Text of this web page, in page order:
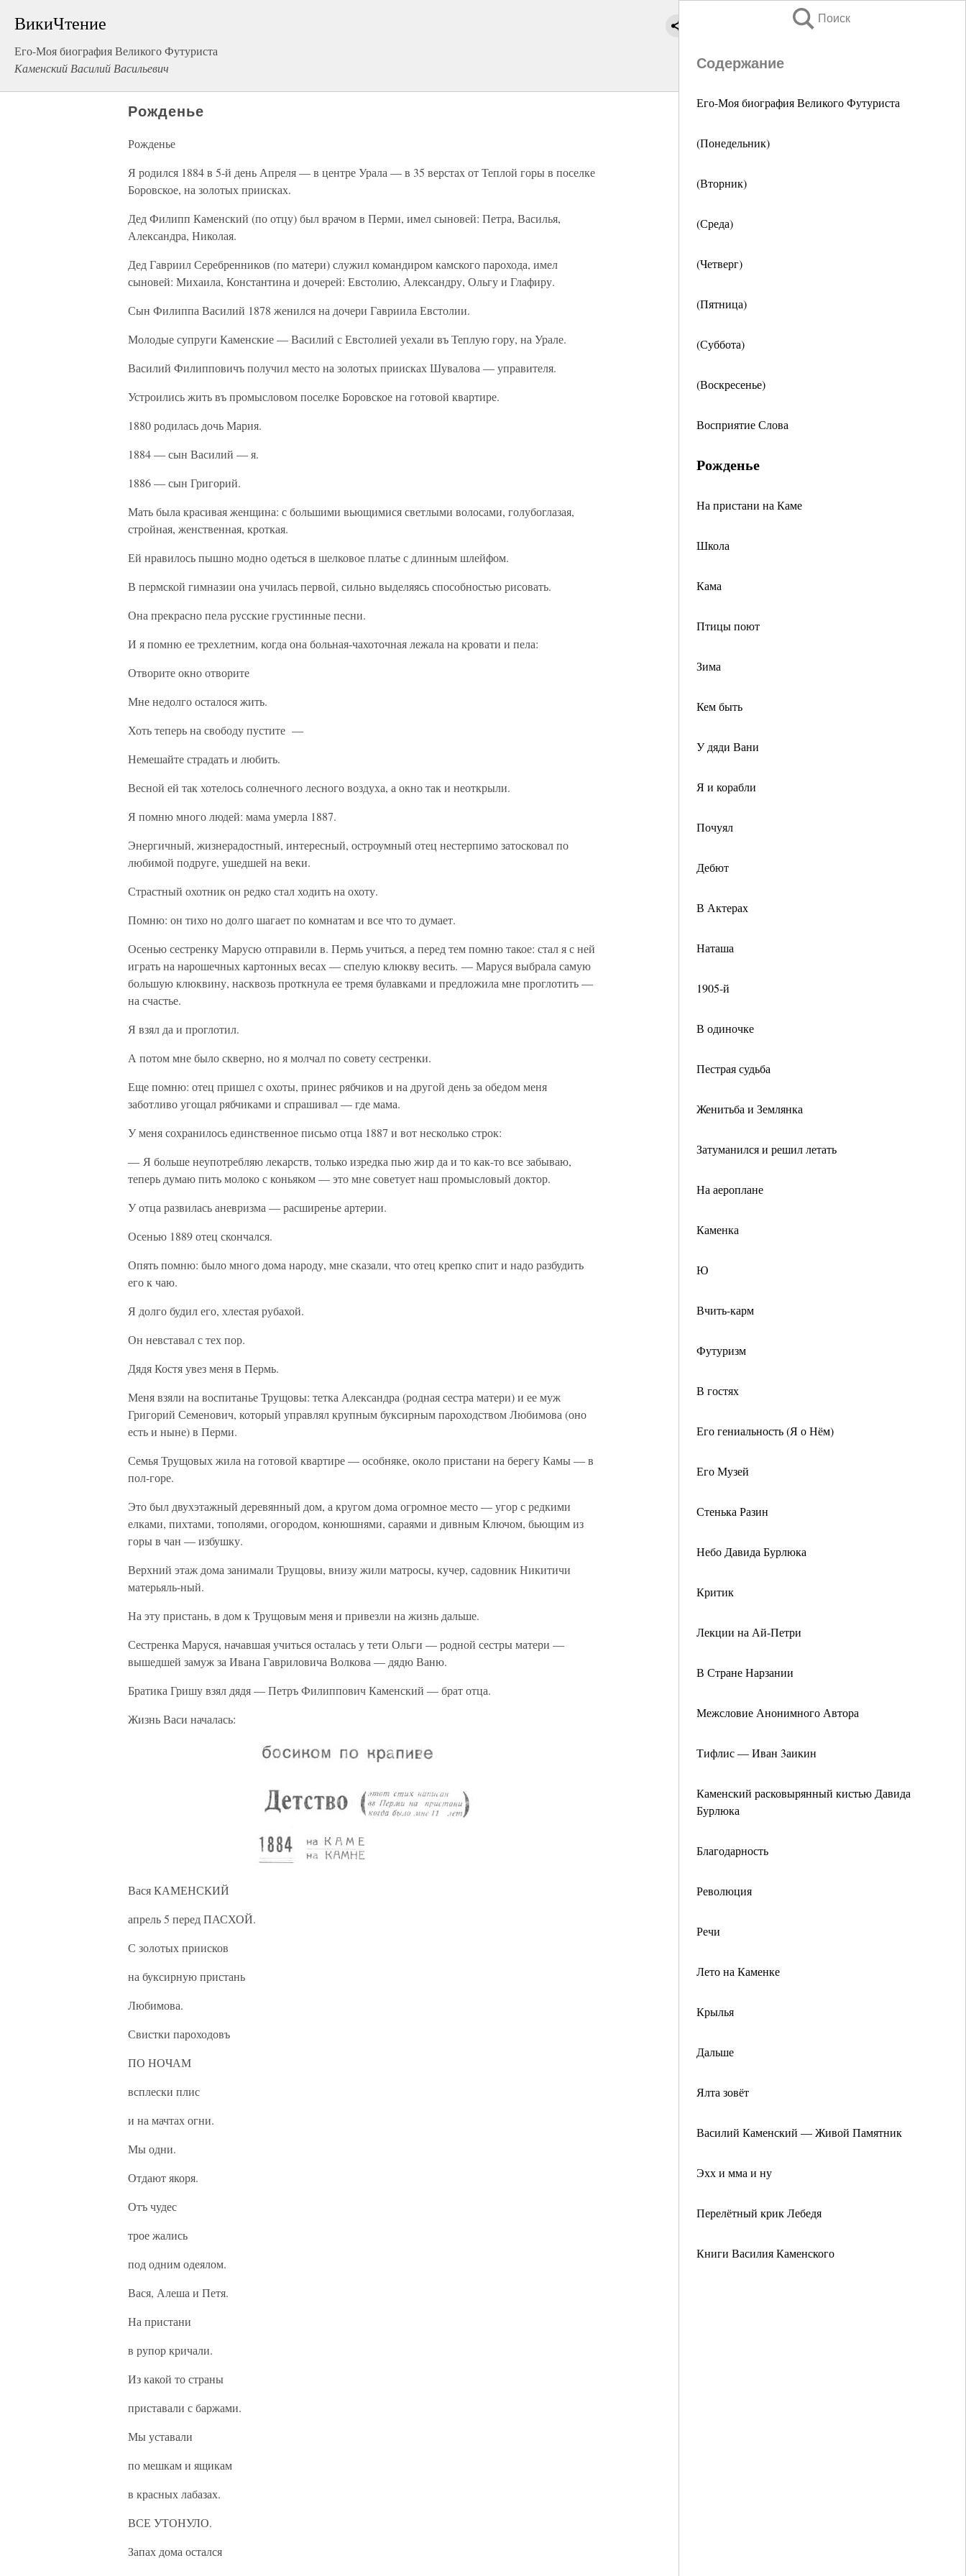
ВикиЧтение
Его-Моя биография Великого Футуриста
Каменский Василий Васильевич
Поиск
Содержание
Его-Моя биография Великого Футуриста
(Понедельник)
(Вторник)
(Среда)
(Четверг)
(Пятница)
(Суббота)
(Воскресенье)
Восприятие Слова
Рожденье
На пристани на Каме
Школа
Кама
Птицы поют
Зима
Кем быть
У дяди Вани
Я и корабли
Почуял
Дебют
В Актерах
Наташа
1905-й
В одиночке
Пестрая судьба
Женитьба и Землянка
Затуманился и решил летать
На аероплане
Каменка
Ю
Вчить-карм
Футуризм
В гостях
Его гениальность (Я о Нём)
Его Музей
Стенька Разин
Небо Давида Бурлюка
Критик
Лекции на Ай-Петри
В Стране Нарзании
Межсловие Анонимного Автора
Тифлис — Иван 3аикин
Каменский расковырянный кистью Давида
Бурлюка
Благодарность
Революция
Речи
Лето на Каменке
Крылья
Дальше
Ялта зовёт
Василий Каменский — Живой Памятник
Эхх и мма и ну
Перелётный крик Лебедя
Книги Василия Каменского
Рожденье
Рожденье
Я родился 1884 в 5-й день Апреля — в центре Урала — в 35 верстах от Теплой горы в поселке
Боровское, на золотых приисках.
Дед Филипп Каменский (по отцу) был врачом в Перми, имел сыновей: Петра, Василья,
Александра, Николая.
Дед Гавриил Серебренников (по матери) служил командиром камского парохода, имел
сыновей: Михаила, Константина и дочерей: Евстолию, Александру, Ольгу и Глафиру.
Сын Филиппа Василий 1878 женился на дочери Гавриила Евстолии.
Молодые супруги Каменские — Василий с Евстолией уехали въ Теплую гору, на Урале.
Василий Филипповичъ получил место на золотых приисках Шувалова — управителя.
Устроились жить въ промысловом поселке Боровское на готовой квартире.
1880 родилась дочь Мария.
1884 — сын Василий — я.
1886 — сын Григорий.
Мать была красивая женщина: с большими вьющимися светлыми волосами, голубоглазая,
стройная, женственная, кроткая.
Ей нравилось пышно модно одеться в шелковое платье с длинным шлейфом.
В пермской гимназии она училась первой, сильно выделяясь способностью рисовать.
Она прекрасно пела русские грустинные песни.
И я помню ее трехлетним, когда она больная-чахоточная лежала на кровати и пела:
Отворите окно отворите
Мне недолго осталося жить.
Хоть теперь на свободу пустите —
Немешайте страдать и любить.
Весной ей так хотелось солнечного лесного воздуха, а окно так и неоткрыли.
Я помню много людей: мама умерла 1887.
Энергичный, жизнерадостный, интересный, остроумный отец нестерпимо затосковал по
любимой подруге, ушедшей на веки.
Страстный охотник он редко стал ходить на охоту.
Помню: он тихо но долго шагает по комнатам и все что то думает.
Осенью сестренку Марусю отправили в. Пермь учиться, а перед тем помню такое: стал я с ней
играть на нарошечных картонных весах — спелую клюкву весить. — Маруся выбрала самую
большую клюквину, насквозь проткнула ее тремя булавками и предложила мне проглотить —
на счастье.
Я взял да и проглотил.
А потом мне было скверно, но я молчал по совету сестренки.
Еще помню: отец пришел с охоты, принес рябчиков и на другой день за обедом меня
заботливо угощал рябчиками и спрашивал — где мама.
У меня сохранилось единственное письмо отца 1887 и вот несколько строк:
— Я больше неупотребляю лекарств, только изредка пью жир да и то как-то все забываю,
теперь думаю пить молоко с коньяком — это мне советует наш промысловый доктор.
У отца развилась аневризма — расширенье артерии.
Осенью 1889 отец скончался.
Опять помню: было много дома народу, мне сказали, что отец крепко спит и надо разбудить
его к чаю.
Я долго будил его, хлестая рубахой.
Он невставал с тех пор.
Дядя Костя увез меня в Пермь.
Меня взяли на воспитанье Трущовы: тетка Александра (родная сестра матери) и ее муж
Григорий Семенович, который управлял крупным буксирным пароходством Любимова (оно
есть и ныне) в Перми.
Семья Трущовых жила на готовой квартире — особняке, около пристани на берегу Камы — в
пол-горе.
Это был двухэтажный деревянный дом, а кругом дома огромное место — угор с редкими
елками, пихтами, тополями, огородом, конюшнями, сараями и дивным Ключом, бьющим из
горы в чан — избушку.
Верхний этаж дома занимали Трущовы, внизу жили матросы, кучер, садовник Никитичи
матерьяль-ный.
На эту пристань, в дом к Трущовым меня и привезли на жизнь дальше.
Сестренка Маруся, начавшая учиться осталась у тети Ольги — родной сестры матери —
вышедшей замуж за Ивана Гавриловича Волкова — дядю Ваню.
Братика Гришу взял дядя — Петръ Филиппович Каменский — брат отца.
Жизнь Васи началась:
Вася КАМЕНСКИЙ
апрель 5 перед ПАСХОЙ.
С золотых приисков
на буксирную пристань
Любимова.
Свистки пароходовъ
ПО НОЧАМ
всплески плис
и на мачтах огни.
Мы одни.
Отдают якоря.
Отъ чудес
трое жались
под одним одеялом.
Вася, Алеша и Петя.
На пристани
в рупор кричали.
Из какой то страны
приставали с баржами.
Мы уставали
по мешкам и ящикам
в красных лабазах.
ВСЕ УТОНУЛО.
Запах дома остался